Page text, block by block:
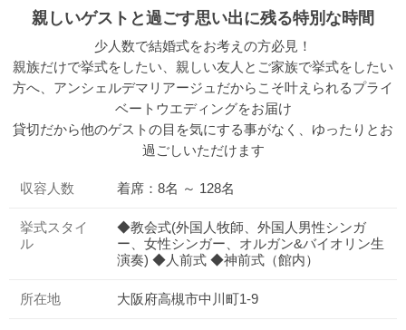
親しいゲストと過ごす思い出に残る特別な時間
少人数で結婚式をお考えの方必見！
親族だけで挙式をしたい、親しい友人とご家族で挙式をしたい
方へ、アンシェルデマリアージュだからこそ叶えられるプライ
ベートウエディングをお届け
貸切だから他のゲストの目を気にする事がなく、ゆったりとお
過ごしいただけます
収容人数 着席：8名 ～ 128名
挙式スタイ
ル
◆教会式(外国人牧師、外国人男性シンガ
ー、女性シンガー、オルガン&バイオリン生
演奏) ◆人前式 ◆神前式（館内）
所在地 大阪府高槻市中川町1-9